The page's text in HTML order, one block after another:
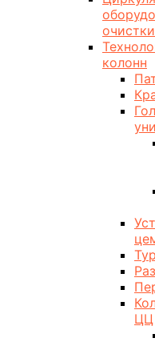
колонн
ЦЦ